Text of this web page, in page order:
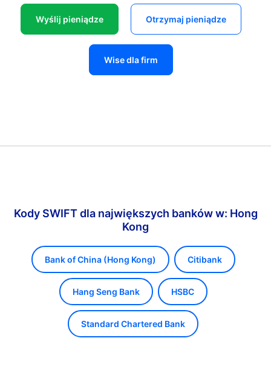
Wyślij pieniądze Otrzymaj pieniądze
Wise dla firm
Kody SWIFT dla największych banków w: Hong
Kong
Bank of China (Hong Kong) Citibank
Hang Seng Bank HSBC
Standard Chartered Bank